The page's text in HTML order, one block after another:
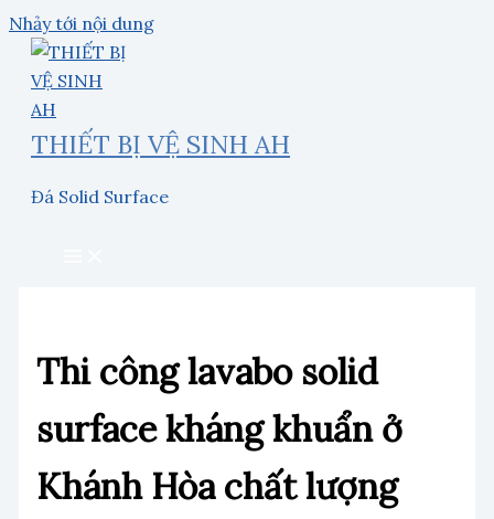
Nhảy tới nội dung
THIẾT BỊ VỆ SINH AH
Đá Solid Surface
Thi công lavabo solid
surface kháng khuẩn ở
Khánh Hòa chất lượng